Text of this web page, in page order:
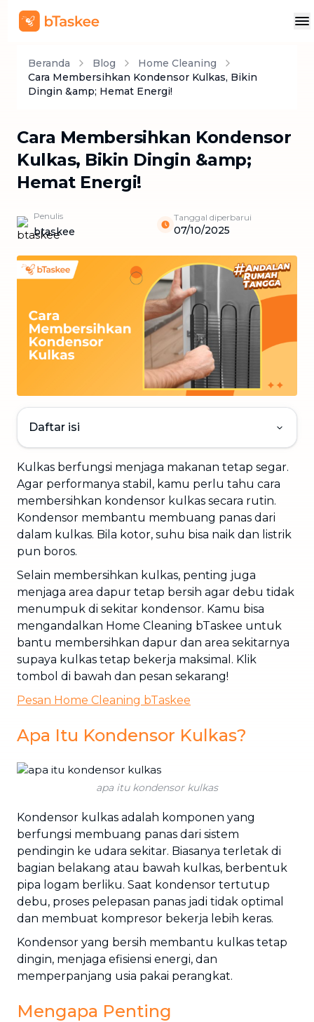
Beranda Blog
Home Cleaning
Cara Membersihkan Kondensor Kulkas, Bikin
Dingin &amp; Hemat Energi!
Cara Membersihkan Kondensor
Kulkas, Bikin Dingin &amp;
Hemat Energi!
Penulis
btaskee
Tanggal diperbarui
07/10/2025
Daftar isi
Kulkas berfungsi menjaga makanan tetap segar.
Agar performanya stabil, kamu perlu tahu cara
membersihkan kondensor kulkas secara rutin.
Kondensor membantu membuang panas dari
dalam kulkas. Bila kotor, suhu bisa naik dan listrik
pun boros.
Selain membersihkan kulkas, penting juga
menjaga area dapur tetap bersih agar debu tidak
menumpuk di sekitar kondensor. Kamu bisa
mengandalkan Home Cleaning bTaskee untuk
bantu membersihkan dapur dan area sekitarnya
supaya kulkas tetap bekerja maksimal. Klik
tombol di bawah dan pesan sekarang!
Pesan Home Cleaning bTaskee
Apa Itu Kondensor Kulkas?
apa itu kondensor kulkas
Kondensor kulkas adalah komponen yang
berfungsi membuang panas dari sistem
pendingin ke udara sekitar. Biasanya terletak di
bagian belakang atau bawah kulkas, berbentuk
pipa logam berliku. Saat kondensor tertutup
debu, proses pelepasan panas jadi tidak optimal
dan membuat kompresor bekerja lebih keras.
Kondensor yang bersih membantu kulkas tetap
dingin, menjaga efisiensi energi, dan
memperpanjang usia pakai perangkat.
Mengapa Penting